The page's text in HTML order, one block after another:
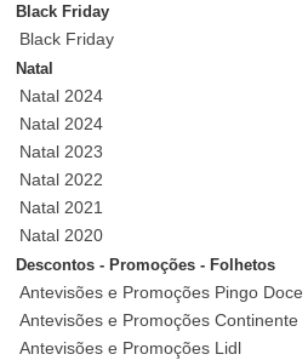
Black Friday
Black Friday
Natal
Natal 2024
Natal 2024
Natal 2023
Natal 2022
Natal 2021
Natal 2020
Descontos - Promoções - Folhetos
Antevisões e Promoções Pingo Doce
Antevisões e Promoções Continente
Antevisões e Promoções Lidl